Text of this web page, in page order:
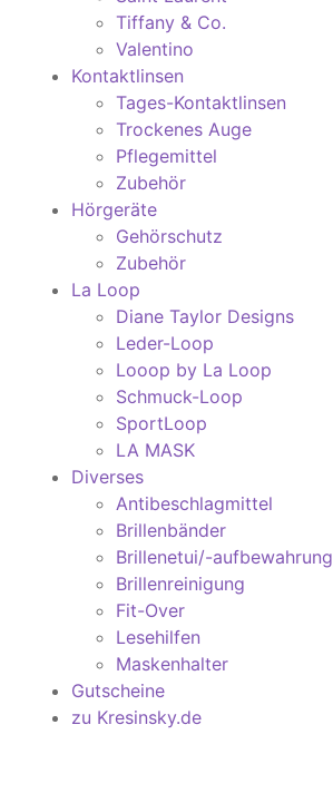
Tiffany & Co.
Valentino
Kontaktlinsen
Tages-Kontaktlinsen
Trockenes Auge
Pflegemittel
Zubehör
Hörgeräte
Gehörschutz
Zubehör
La Loop
Diane Taylor Designs
Leder-Loop
Looop by La Loop
Schmuck-Loop
SportLoop
LA MASK
Diverses
Antibeschlagmittel
Brillenbänder
Brillenetui/-aufbewahrung
Brillenreinigung
Fit-Over
Lesehilfen
Maskenhalter
Gutscheine
zu Kresinsky.de